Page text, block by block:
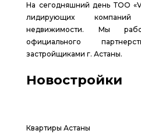
На сегодняшний день ТОО
лидирующих
недвижимости. Мы
официального
застройщиками г. Астаны.
Новостройки
Квартиры Астаны